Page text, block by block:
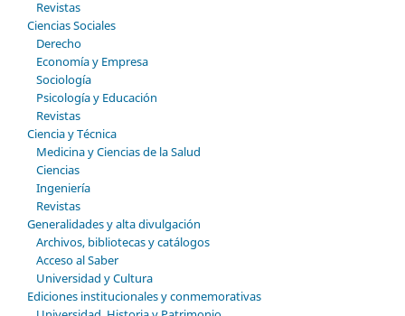
Revistas
Ciencias Sociales
Derecho
Economía y Empresa
Sociología
Psicología y Educación
Revistas
Ciencia y Técnica
Medicina y Ciencias de la Salud
Ciencias
Ingeniería
Revistas
Generalidades y alta divulgación
Archivos, bibliotecas y catálogos
Acceso al Saber
Universidad y Cultura
Ediciones institucionales y conmemorativas